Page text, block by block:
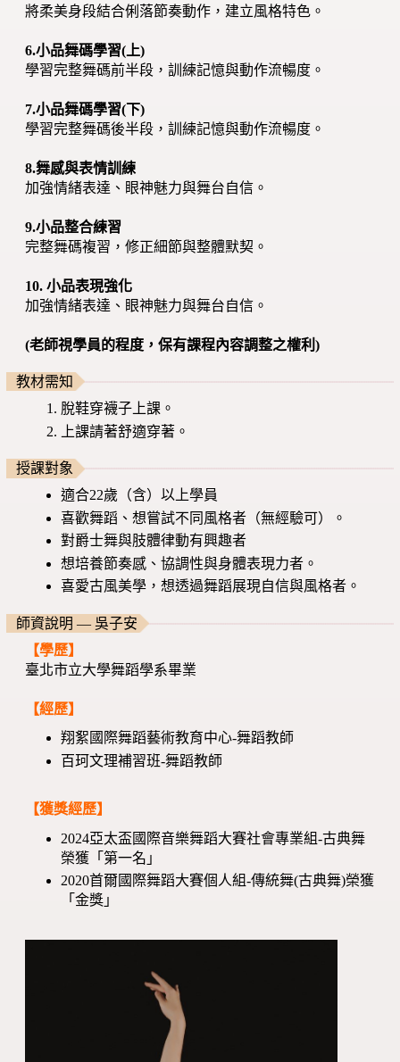
將柔美身段結合俐落節奏動作，建立風格特色。
6.小品舞碼學習(上)
學習完整舞碼前半段，訓練記憶與動作流暢度。
7.小品舞碼學習(下)
學習完整舞碼後半段，訓練記憶與動作流暢度。
8.舞感與表情訓練
加強情緒表達、眼神魅力與舞台自信。
9.小品整合練習
完整舞碼複習，修正細節與整體默契。
10. 小品表現強化
加強情緒表達、眼神魅力與舞台自信。
(老師視學員的程度，保有課程內容調整之權利)
教材需知
脫鞋穿襪子上課。
上課請著舒適穿著。
授課對象
適合22歲（含）以上學員
喜歡舞蹈、想嘗試不同風格者（無經驗可）。
對爵士舞與肢體律動有興趣者
想培養節奏感、協調性與身體表現力者。
喜愛古風美學，想透過舞蹈展現自信與風格者。
師資說明 — 吳子安
【學歷】
臺北市立大學舞蹈學系畢業
【經歷】
翔絮國際舞蹈藝術教育中心-舞蹈教師
百珂文理補習班-舞蹈教師
【獲獎經歷】
2024亞太盃國際音樂舞蹈大賽社會專業組-古典舞
榮獲「第一名」
2020首爾國際舞蹈大賽個人組-傳統舞(古典舞)榮獲
「金獎」